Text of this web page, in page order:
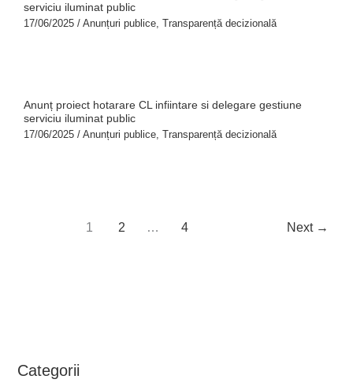
serviciu iluminat public
17/06/2025 / Anunțuri publice, Transparență decizională
Anunț proiect hotarare CL infiintare si delegare gestiune
serviciu iluminat public
17/06/2025 / Anunțuri publice, Transparență decizională
1 2 … 4 Next →
Categorii